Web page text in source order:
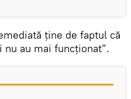
ține de faptul că
au mai funcționat”.